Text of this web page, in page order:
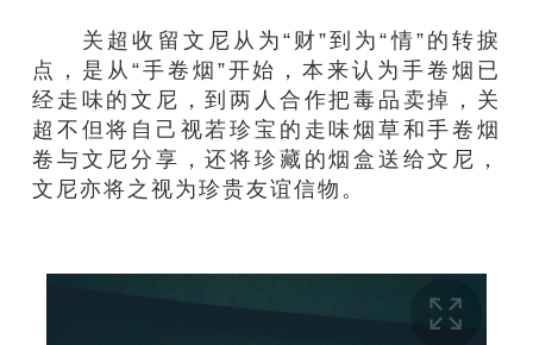
关超收留文尼从为“财”到为“情”的转捩
点，是从“手卷烟”开始，本来认为手卷烟已
经走味的文尼，到两人合作把毒品卖掉，关
超不但将自己视若珍宝的走味烟草和手卷烟
卷与文尼分享，还将珍藏的烟盒送给文尼，
文尼亦将之视为珍贵友谊信物。